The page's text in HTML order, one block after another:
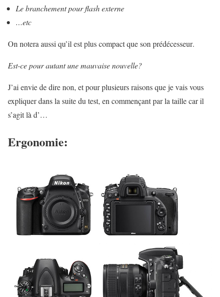
Le branchement pour flash externe
…etc
On notera aussi qu’il est plus compact que son prédécesseur.
Est-ce pour autant une mauvaise nouvelle?
J’ai envie de dire non, et pour plusieurs raisons que je vais vous
expliquer dans la suite du test, en commençant par la taille car il
s’agit là d’…
Ergonomie: